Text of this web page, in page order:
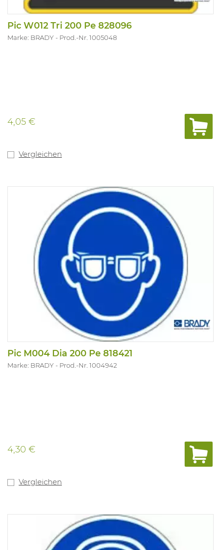
Pic W012 Tri 200 Pe 828096
Marke: BRADY Prod.-Nr. 1005048
4,05 €
Vergleichen
Pic M004 Dia 200 Pe 818421
Marke: BRADY Prod.-Nr. 1004942
4,30 €
Vergleichen